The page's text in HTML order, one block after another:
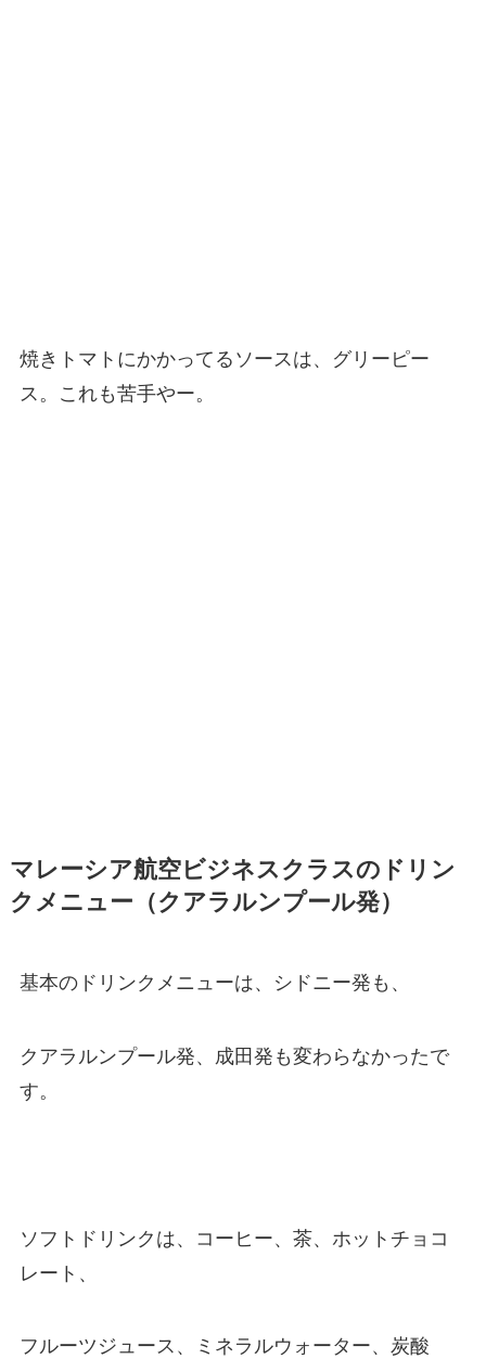
焼きトマトにかかってるソースは、グリーピー
ス。これも苦手やー。
マレーシア航空ビジネスクラスのドリン
クメニュー（クアラルンプール発）
基本のドリンクメニューは、シドニー発も、
クアラルンプール発、成田発も変わらなかったで
す。
ソフトドリンクは、コーヒー、茶、ホットチョコ
レート、
フルーツジュース、ミネラルウォーター、炭酸